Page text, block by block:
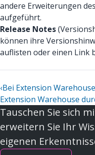
andere Erweiterungen
aufgeführt.
Release Notes
können ihre
auflisten oder einen Link
‹Bei Extension
Extension Warehouse
Tauschen Sie sich
erweitern Sie Ihr
eigenen